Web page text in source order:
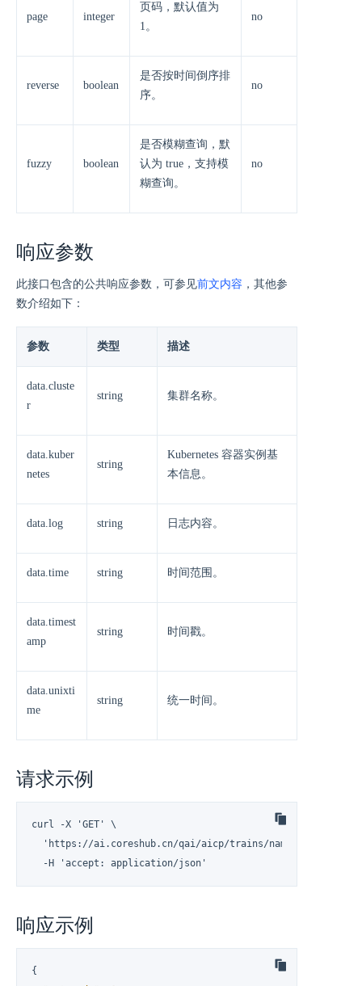
page integer
页码，默认值为
1。
no
reverse boolean
是否按时间倒序排
序。
no
fuzzy boolean
是否模糊查询，默
认为 true，支持模
糊查询。
no
响应参数
此接口包含的公共响应参数，可参见前文内容 ，其他参
数介绍如下：
参数 类型 描述
data.cluste
r
string 集群名称。
data.kuber
netes
string
Kubernetes 容器实例基
本信息。
data.log string 日志内容。
data.time string 时间范围。
data.timest
amp
string 时间戳。
data.unixti
me
string 统一时间。
请求示例
curl -X 'GET' \
'https://ai.coreshub.cn/qai/aicp/trains/namespaces/
  -H 'accept: application/json'
响应示例
{